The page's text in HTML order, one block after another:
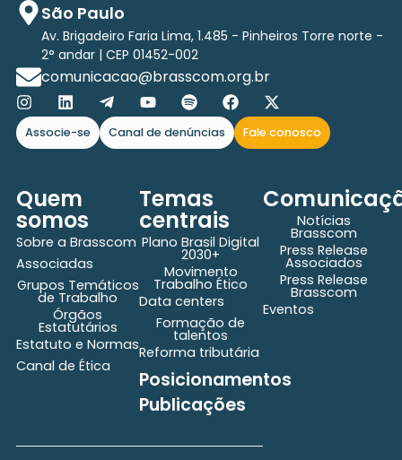
São Paulo
Av. Brigadeiro Faria Lima, 1.485 - Pinheiros Torre norte -
2° andar | CEP 01452-002
comunicacao@brasscom.org.br
Associe-se Canal de denúncias Fale conosco
Quem
somos
Sobre a Brasscom
Associadas
Grupos Temáticos
de Trabalho
Órgãos
Estatutários
Estatuto e Normas
Canal de Ética
Temas
centrais
Plano Brasil Digital
2030+
Movimento
Trabalho Ético
Data centers
Formação de
talentos
Reforma tributária
Posicionamentos
Publicações
Notícias
Brasscom
Press Release
Associados
Press Release
Brasscom
Eventos